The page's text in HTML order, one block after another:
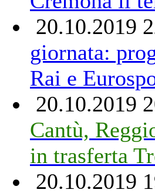
20.10.2019
giornata:
Rai e
20.10.2019
Cantù,
in trasferta
20.10.2019